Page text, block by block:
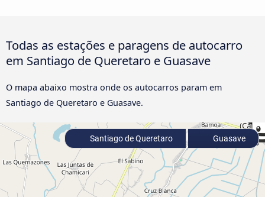
Todas as estações e paragens de autocarro
em Santiago de Queretaro e Guasave
O mapa abaixo mostra onde os autocarros param em
Santiago de Queretaro e Guasave.
Santiago de Queretaro Guasave